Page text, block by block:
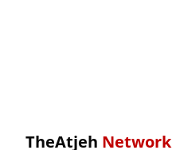
TheAtjeh Network